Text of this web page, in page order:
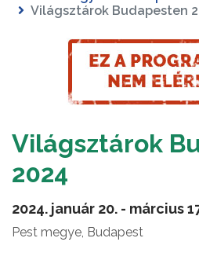
Világsztárok Budapesten
Világsztárok
2024
2024. január 20. - március
Pest megye, Budapest